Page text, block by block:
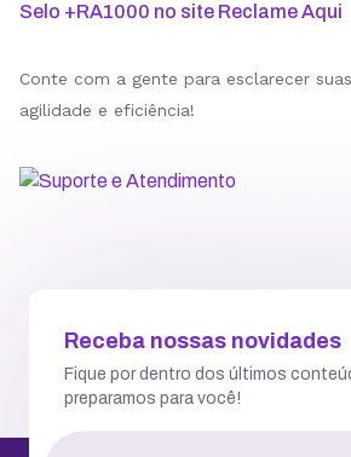
Selo +RA1000 no site Reclame Aqui
Conte com a gente para esclarecer
agilidade e eficiência!
Receba nossas novidades
Fique por dentro dos últimos
preparamos para você!